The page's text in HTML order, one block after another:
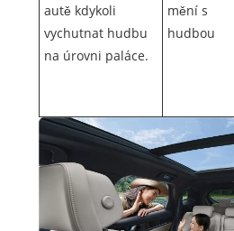
autě kdykoli
vychutnat hudbu
na úrovni paláce.
mění s
hudbou